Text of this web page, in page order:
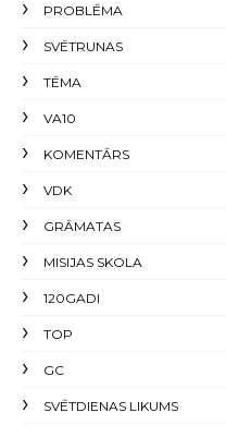
PROBLĒMA
SVĒTRUNAS
TĒMA
VA10
KOMENTĀRS
VDK
GRĀMATAS
MISIJAS SKOLA
120GADI
TOP
GC
SVĒTDIENAS LIKUMS